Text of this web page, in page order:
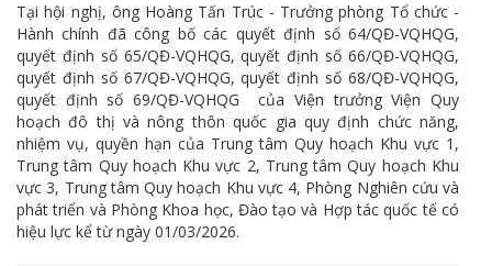
Tại hội nghị, ông Hoàng Tấn Trúc - Trưởng phòng Tổ chức -
Hành chính đã công bố các quyết định số 64/QĐ-VQHQG,
quyết định số 65/QĐ-VQHQG, quyết định số 66/QĐ-VQHQG,
quyết định số 67/QĐ-VQHQG, quyết định số 68/QĐ-VQHQG,
quyết định số 69/QĐ-VQHQG của Viện trưởng Viện Quy
hoạch đô thị và nông thôn quốc gia quy định chức năng,
nhiệm vụ, quyền hạn của Trung tâm Quy hoạch Khu vực 1,
Trung tâm Quy hoạch Khu vực 2, Trung tâm Quy hoạch Khu
vực 3, Trung tâm Quy hoạch Khu vực 4, Phòng Nghiên cứu và
phát triển và Phòng Khoa học, Đào tạo và Hợp tác quốc tế có
hiệu lực kể từ ngày 01/03/2026.